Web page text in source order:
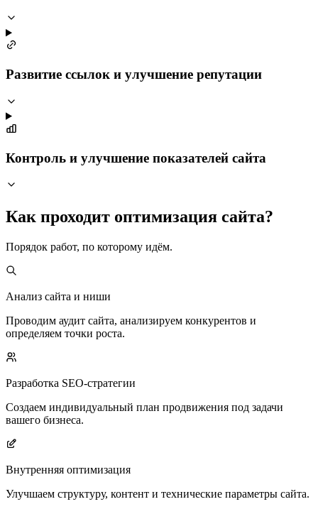
Развитие ссылок и улучшение репутации
Контроль и улучшение показателей сайта
Как проходит оптимизация сайта?
Порядок работ, по которому идём.
Анализ сайта и ниши
Проводим аудит сайта, анализируем конкурентов и
определяем точки роста.
Разработка SEO-стратегии
Создаем индивидуальный план продвижения под задачи
вашего бизнеса.
Внутренняя оптимизация
Улучшаем структуру, контент и технические параметры сайта.